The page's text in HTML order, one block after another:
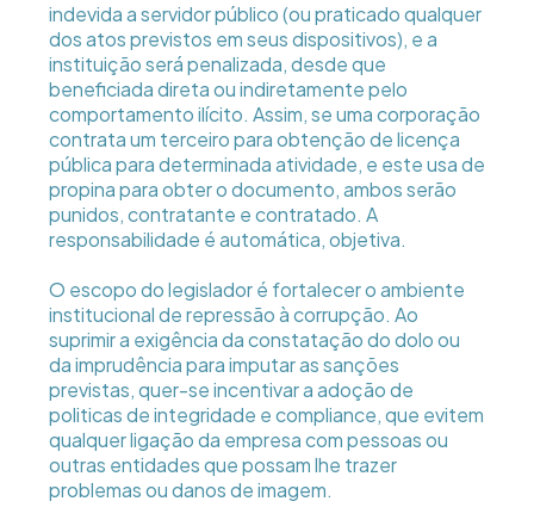
indevida a servidor público (ou praticado qualquer
dos atos previstos em seus dispositivos), e a
instituição será penalizada, desde que
beneficiada direta ou indiretamente pelo
comportamento ilícito. Assim, se uma corporação
contrata um terceiro para obtenção de licença
pública para determinada atividade, e este usa de
propina para obter o documento, ambos serão
punidos, contratante e contratado. A
responsabilidade é automática, objetiva.
O escopo do legislador é fortalecer o ambiente
institucional de repressão à corrupção. Ao
suprimir a exigência da constatação do dolo ou
da imprudência para imputar as sanções
previstas, quer-se incentivar a adoção de
politicas de integridade e compliance, que evitem
qualquer ligação da empresa com pessoas ou
outras entidades que possam lhe trazer
problemas ou danos de imagem.